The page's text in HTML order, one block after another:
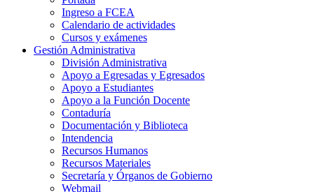
Ingreso a FCEA
Calendario de actividades
Cursos y exámenes
Gestión Administrativa
División Administrativa
Apoyo a Egresadas y Egresados
Apoyo a Estudiantes
Apoyo a la Función Docente
Contaduría
Documentación y Biblioteca
Intendencia
Recursos Humanos
Recursos Materiales
Secretaría y Órganos de Gobierno
Webmail